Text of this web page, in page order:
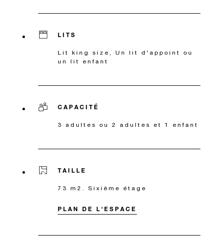
LITS
Lit king size, Un lit d'appoint ou
un lit enfant
CAPACITÉ
3 adultes ou 2 adultes et 1 enfant
TAILLE
73 m2. Sixième étage
PLAN DE L'ESPACE